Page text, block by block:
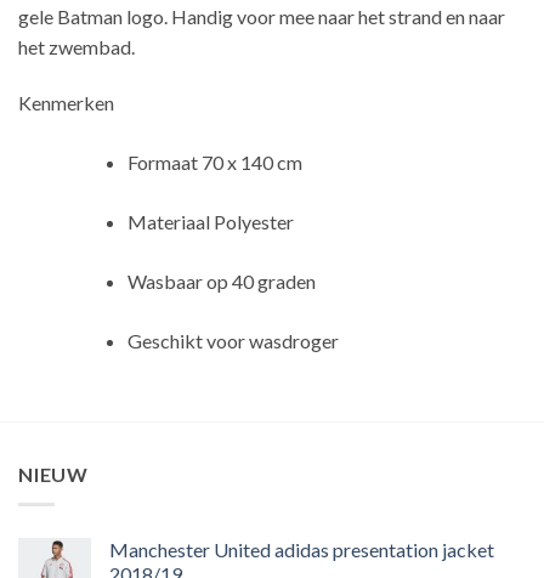
gele Batman logo. Handig voor mee naar het strand en naar
het zwembad.
Kenmerken
Formaat 70 x 140 cm
Materiaal Polyester
Wasbaar op 40 graden
Geschikt voor wasdroger
NIEUW
Manchester United adidas presentation jacket